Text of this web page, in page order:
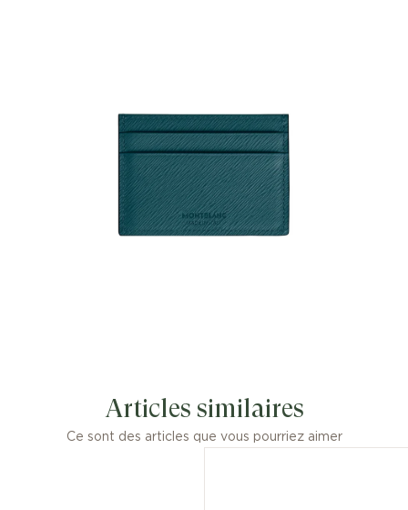
aux allures du quotidien. Pouvant
contenir jusqu’à cinq cartes de crédit, il
est idéal pour vous permettre de
conserver vos indispensables avec vous
lorsque vous êtes en déplacement.
Articles similaires
Ce sont des articles que vous pourriez aimer